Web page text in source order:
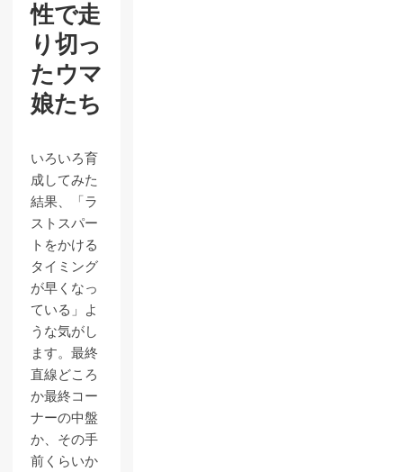
性で走
り切っ
たウマ
娘たち
いろいろ育
成してみた
結果、「ラ
ストスパー
トをかける
タイミング
が早くなっ
ている」よ
うな気がし
ます。最終
直線どころ
か最終コー
ナーの中盤
か、その手
前くらいか